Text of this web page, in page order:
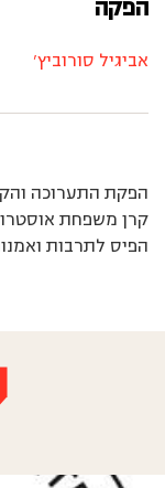
הפקה
אביגיל סורוביץ'
הפקת התערוכה
קרן משפחת
הפיס לתרבות